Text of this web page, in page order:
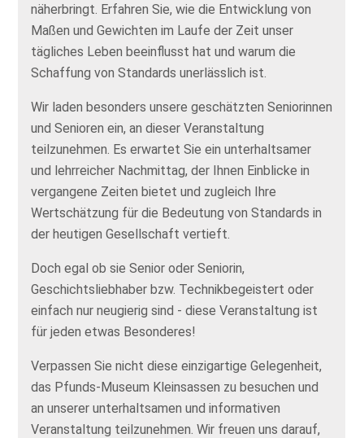
näherbringt. Erfahren Sie, wie die Entwicklung von
Maßen und Gewichten im Laufe der Zeit unser
tägliches Leben beeinflusst hat und warum die
Schaffung von Standards unerlässlich ist.
Wir laden besonders unsere geschätzten Seniorinnen
und Senioren ein, an dieser Veranstaltung
teilzunehmen. Es erwartet Sie ein unterhaltsamer
und lehrreicher Nachmittag, der Ihnen Einblicke in
vergangene Zeiten bietet und zugleich Ihre
Wertschätzung für die Bedeutung von Standards in
der heutigen Gesellschaft vertieft.
Doch egal ob sie Senior oder Seniorin,
Geschichtsliebhaber bzw. Technikbegeistert oder
einfach nur neugierig sind - diese Veranstaltung ist
für jeden etwas Besonderes!
Verpassen Sie nicht diese einzigartige Gelegenheit,
das Pfunds-Museum Kleinsassen zu besuchen und
an unserer unterhaltsamen und informativen
Veranstaltung teilzunehmen. Wir freuen uns darauf,